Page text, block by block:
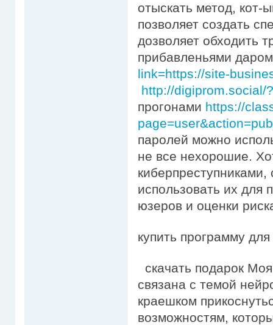
отыскать метод, кот-
позволяет создать
дозволяет обходить
прибавленьями
link=https://site-
http://digiprom.social/
прогонами https://
паролей можно
не все нехорошие.
использовать их для
юзеров и оценки
купить программу
скачать подарок
связана с темой
краешком
возможностям,